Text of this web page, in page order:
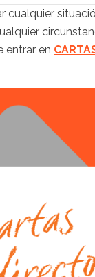
cualquier
entrar en